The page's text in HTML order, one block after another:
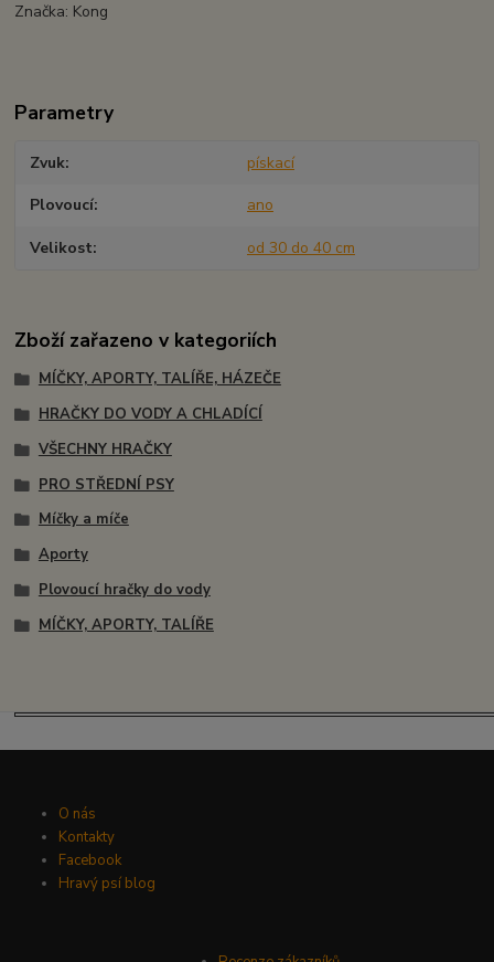
Značka: Kong
Parametry
Zvuk pískací
Plovoucí ano
Velikost od 30 do 40 cm
Zboží zařazeno v kategoriích
MÍČKY, APORTY, TALÍŘE, HÁZEČE
HRAČKY DO VODY A CHLADÍCÍ
VŠECHNY HRAČKY
PRO STŘEDNÍ PSY
Míčky a míče
Aporty
Plovoucí hračky do vody
MÍČKY, APORTY, TALÍŘE
O nás
Kontakty
Facebook
Hravý psí blog